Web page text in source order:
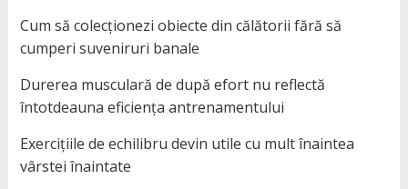
Cum să colecționezi obiecte din călătorii fără să
cumperi suveniruri banale
Durerea musculară de după efort nu reflectă
întotdeauna eficiența antrenamentului
Exercițiile de echilibru devin utile cu mult înaintea
vârstei înaintate